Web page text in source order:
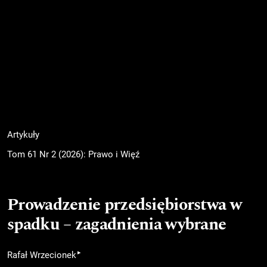
Artykuły
Tom 61 Nr 2 (2026): Prawo i Więź
Prowadzenie przedsiębiorstwa w
spadku – zagadnienia wybrane
Rafał Wrzecionek▸